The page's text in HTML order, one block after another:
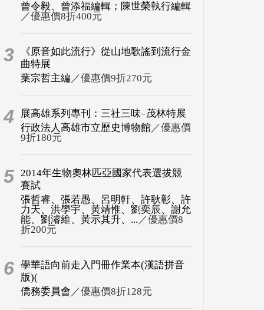
曾令毅、曾添福編輯；陳世榮執行編輯
／優惠價8折400元
3
《原音如此流行》從山地歌謠到流行金
曲特展
葉宗哲主編 ／優惠價9折270元
4
展高雄系列專刊：三社三味–茂林特展
行政法人高雄市立歷史博物館／優惠價
9折180元
5 2014年生物奧林匹亞國家代表選拔競
賽試
張哲睿、張若愚、呂明軒、許耿彰、許
力天、洪學宇、黃靖惟、劉奕辰、謝允
能、劉濬維、黃示其升、... ／優惠價8
折200元
6 學華語向前走入門冊作業本(漢語拼音
版)(
僑務委員會 ／優惠價8折128元